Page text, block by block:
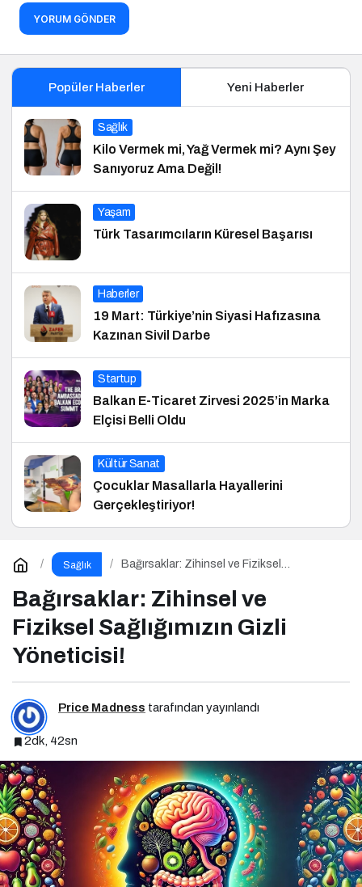
YORUM GÖNDER
Popüler Haberler Yeni Haberler
Sağlık
Kilo Vermek mi, Yağ Vermek mi? Aynı Şey
Sanıyoruz Ama Değil!
Yaşam
Türk Tasarımcıların Küresel Başarısı
Haberler
19 Mart: Türkiye’nin Siyasi Hafızasına
Kazınan Sivil Darbe
Startup
Balkan E-Ticaret Zirvesi 2025’in Marka
Elçisi Belli Oldu
Kültür Sanat
Çocuklar Masallarla Hayallerini
Gerçekleştiriyor!
Sağlık
Bağırsaklar: Zihinsel ve Fiziksel
Bağırsaklar: Zihinsel ve
Fiziksel Sağlığımızın Gizli
Yöneticisi!
Price Madness tarafından yayınlandı
2dk, 42sn